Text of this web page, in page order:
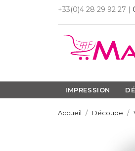
+33(0)4 28 29 92 27 |
IMPRESSION
Accueil Découpe